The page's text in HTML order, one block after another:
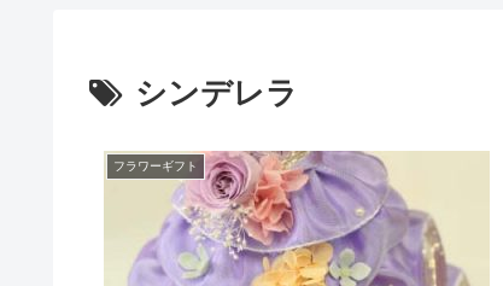
シンデレラ
フラワーギフト